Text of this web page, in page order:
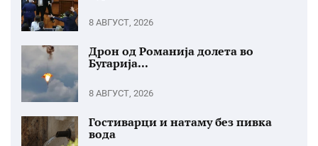
8 АВГУСТ, 2026
Дрон од Романија долета во
Бугарија...
8 АВГУСТ, 2026
Гостиварци и натаму без пивка
вода